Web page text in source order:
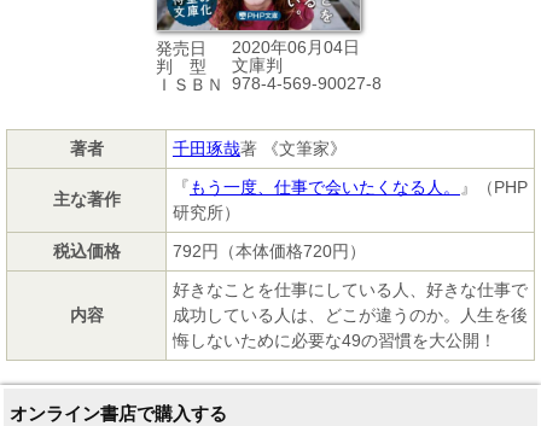
発売日
2020年06月04日
判 型
文庫判
ＩＳＢＮ
978-4-569-90027-8
著者 千田琢哉著 《文筆家》
主な著作
『もう一度、仕事で会いたくなる人。
』（PHP
研究所）
税込価格
792円（本体価格720円）
内容
好きなことを仕事にしている人、好きな仕事で
成功している人は、どこが違うのか。人生を後
悔しないために必要な49の習慣を大公開！
オンライン書店で購入する